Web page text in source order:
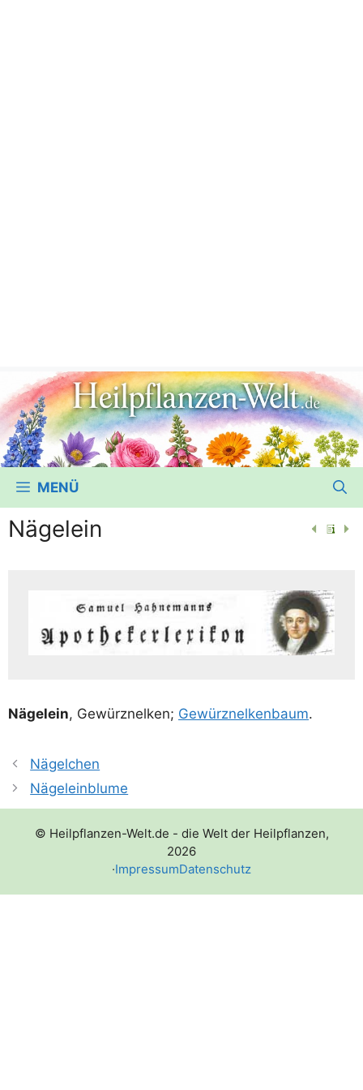
MENÜ
Nägelein
Näge­lein, Gewürz­nel­ken; Gewürz­nel­ken­baum.
Nägelchen
Nägeleinblume
© Heilpflanzen-Welt.de - die Welt der Heilpflanzen,
2026
·ImpressumDatenschutz